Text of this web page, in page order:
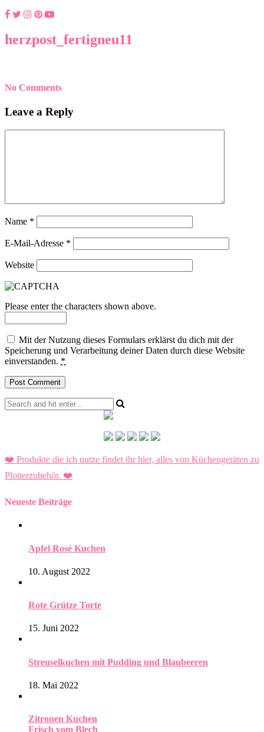
herzpost_fertigneu11
No Comments
Leave a Reply
Name *
E-Mail-Adresse *
Website
Please enter the characters shown above.
Mit der Nutzung dieses Formulars erklärst du dich mit der
Speicherung und Verarbeitung deiner Daten durch diese Website
einverstanden. *
❤️ Produkte die ich nutze findet ihr hier, alles von Küchengeräten zu
Plotterzubehör. ❤️
Neueste Beiträge
Apfel Rosé Kuchen
10. August 2022
Rote Grütze Torte
15. Juni 2022
Streuselkuchen mit Pudding und Blaubeeren
18. Mai 2022
Zitronen Kuchen
Frisch vom Blech